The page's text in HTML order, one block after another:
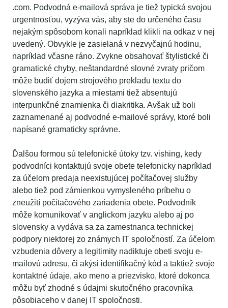
.com. Podvodná e-mailová správa je tiež typická svojou
urgentnosťou, vyzýva vás, aby ste do určeného času
nejakým spôsobom konali napríklad klikli na odkaz v nej
uvedený. Obvykle je zasielaná v nezvyčajnú hodinu,
napríklad včasne ráno. Zvykne obsahovať štylistické či
gramatické chyby, neštandardné slovné zvraty pričom
môže budiť dojem strojového prekladu textu do
slovenského jazyka a miestami tiež absentujú
interpunkčné znamienka či diakritika. Avšak už boli
zaznamenané aj podvodné e-mailové správy, ktoré boli
napísané gramaticky správne.
Ďalšou formou sú telefonické útoky tzv. vishing, kedy
podvodníci kontaktujú svoje obete telefonicky napríklad
za účelom predaja neexistujúcej počítačovej služby
alebo tiež pod zámienkou vymysleného príbehu o
zneužití počítačového zariadenia obete. Podvodník
môže komunikovať v anglickom jazyku alebo aj po
slovensky a vydáva sa za zamestnanca technickej
podpory niektorej zo známych IT spoločností. Za účelom
vzbudenia dôvery a legitimity nadiktuje obeti svoju e-
mailovú adresu, či akýsi identifikačný kód a taktiež svoje
kontaktné údaje, ako meno a priezvisko, ktoré dokonca
môžu byť zhodné s údajmi skutočného pracovníka
pôsobiaceho v danej IT spoločnosti.